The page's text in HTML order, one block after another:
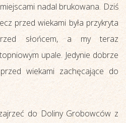
nadal brukowana. Dziś
przed wiekami była przykryta
słońcem, a my teraz
upale. Jedynie dobrze
wiekami zachęcające do
do Doliny Grobowców z